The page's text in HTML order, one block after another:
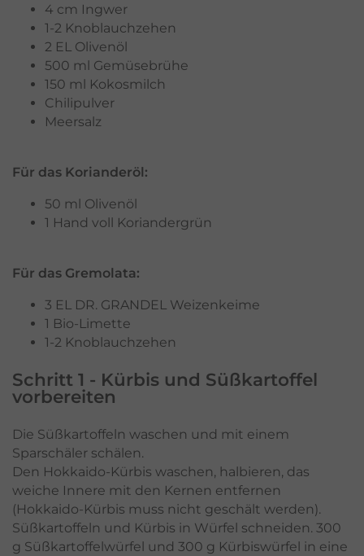
4 cm Ingwer
1-2 Knoblauchzehen
2 EL Olivenöl
500 ml Gemüsebrühe
150 ml Kokosmilch
Chilipulver
Meersalz
Für das Korianderöl:
50 ml Olivenöl
1 Hand voll Koriandergrün
Für das Gremolata:
3 EL DR. GRANDEL Weizenkeime
1 Bio-Limette
1-2 Knoblauchzehen
Schritt 1 - Kürbis und Süßkartoffel
vorbereiten
Die Süßkartoffeln waschen und mit einem
Sparschäler schälen.
Den Hokkaido-Kürbis waschen, halbieren, das
weiche Innere mit den Kernen entfernen
(Hokkaido-Kürbis muss nicht geschält werden).
Süßkartoffeln und Kürbis in Würfel schneiden. 300
g Süßkartoffelwürfel und 300 g Kürbiswürfel in eine